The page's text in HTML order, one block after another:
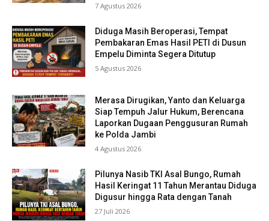
7 Agustus 2026
Diduga Masih Beroperasi, Tempat
Pembakaran Emas Hasil PETI di Dusun
Empelu Diminta Segera Ditutup
5 Agustus 2026
Merasa Dirugikan, Yanto dan Keluarga
Siap Tempuh Jalur Hukum, Berencana
Laporkan Dugaan Penggusuran Rumah
ke Polda Jambi
4 Agustus 2026
Pilunya Nasib TKI Asal Bungo, Rumah
Hasil Keringat 11 Tahun Merantau Diduga
Digusur hingga Rata dengan Tanah
27 Juli 2026